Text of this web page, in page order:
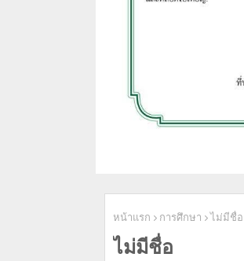
หน้าแรก การศึกษา ไม่มีชื่อ
ไม่มีชื่อ